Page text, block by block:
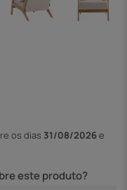
os dias 31/08/2026e
este produto?